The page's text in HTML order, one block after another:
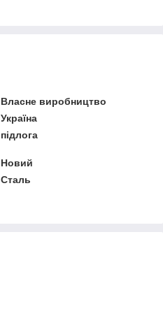
Власне виробництво
Україна
підлога
Новий
Сталь